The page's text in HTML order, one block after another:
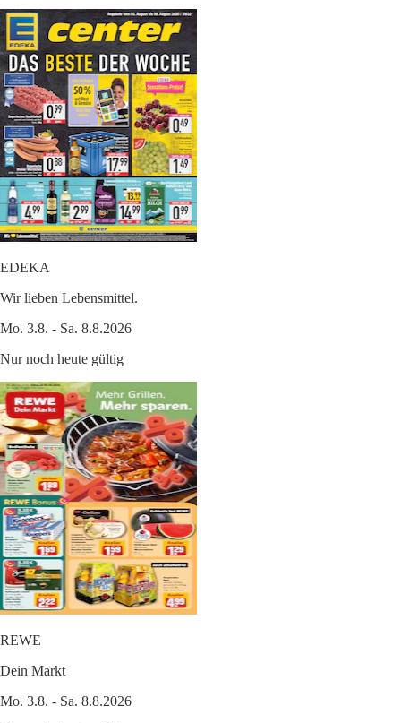
EDEKA
Wir lieben Lebensmittel.
Mo. 3.8. - Sa. 8.8.2026
Nur noch heute gültig
REWE
Dein Markt
Mo. 3.8. - Sa. 8.8.2026